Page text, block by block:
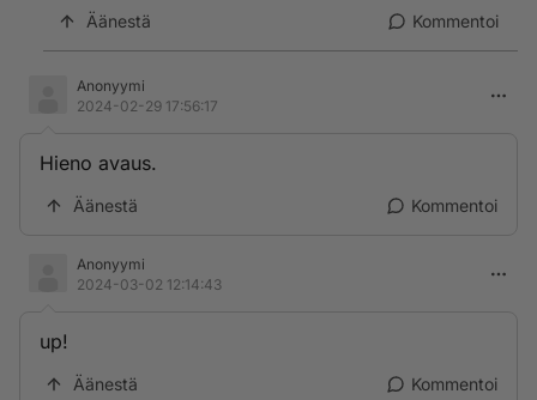
Äänestä Kommentoi
Anonyymi
2024-02-29 17:56:17
Hieno avaus.
Äänestä Kommentoi
Anonyymi
2024-03-02 12:14:43
up!
Äänestä Kommentoi